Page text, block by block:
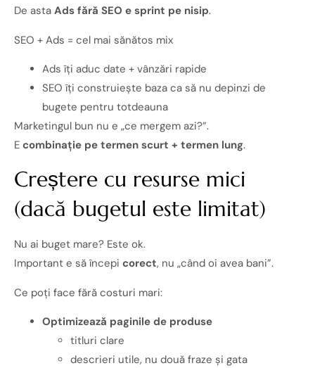
De asta Ads fără SEO e sprint pe nisip.
SEO + Ads = cel mai sănătos mix
Ads îți aduc date + vânzări rapide
SEO îți construiește baza ca să nu depinzi de
bugete pentru totdeauna
Marketingul bun nu e „ce mergem azi?”.
E combinație pe termen scurt + termen lung.
Creștere cu resurse mici
(dacă bugetul este limitat)
Nu ai buget mare? Este ok.
Important e să începi corect, nu „când oi avea bani”.
Ce poți face fără costuri mari:
Optimizează paginile de produse
titluri clare
descrieri utile, nu două fraze și gata